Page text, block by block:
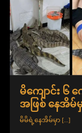
မိကျောင်း ၆
အဖြစ် နေအိမ်
မိမိရဲ့နေအိမ်မှာ [...]